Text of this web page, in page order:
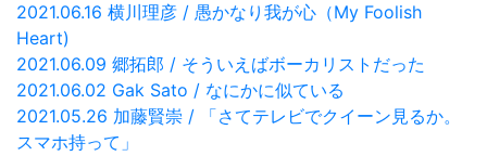
2021.06.16 横川理彦 / 愚かなり我が心（My Foolish
Heart)
2021.06.09 郷拓郎 / そういえばボーカリストだった
2021.06.02 Gak Sato / なにかに似ている
2021.05.26 加藤賢崇 / 「さてテレビでクイーン見るか。
スマホ持って」